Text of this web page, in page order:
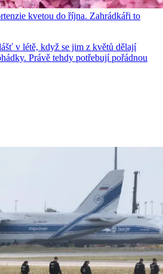
kvetou do října. Zahrádkáři to
v létě, když se jim z květů dělají
Právě tehdy potřebují pořádnou